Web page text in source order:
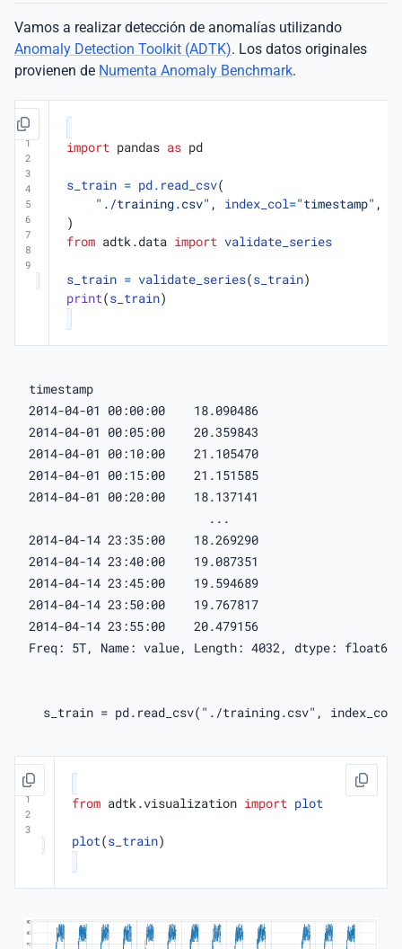
Vamos a realizar detección de anomalías utilizando
Anomaly Detection Toolkit (ADTK). Los datos originales
provienen de Numenta Anomaly Benchmark.
1
import pandas as pd
s_train = pd. read_csv(
"./training.csv" , index_col="timestamp" ,
)
from adtk.data import validate_series
s_train = validate_series(s_train)
print(s_train)
timestamp
2014-04-01 00:00:00    18.090486
2014-04-01 00:05:00    20.359843
2014-04-01 00:10:00    21.105470
2014-04-01 00:15:00    21.151585
2014-04-01 00:20:00    18.137141
                         ...
2014-04-14 23:35:00    18.269290
2014-04-14 23:40:00    19.087351
2014-04-14 23:45:00    19.594689
2014-04-14 23:50:00    19.767817
2014-04-14 23:55:00    20.479156
Freq: 5T, Name: value, Length: 4032, dtype: float64
1
from adtk.visualization import plot
plot(s_train)